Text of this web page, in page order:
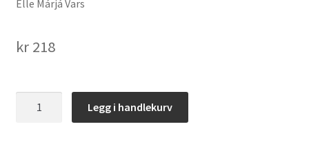
Elle Márjá Vars
kr218
Legg i handlekurv